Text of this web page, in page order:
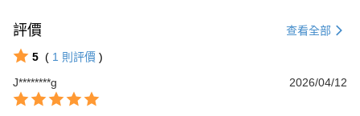
評價 查看全部
5 ( 1 則評價 )
J********g
2026/04/12